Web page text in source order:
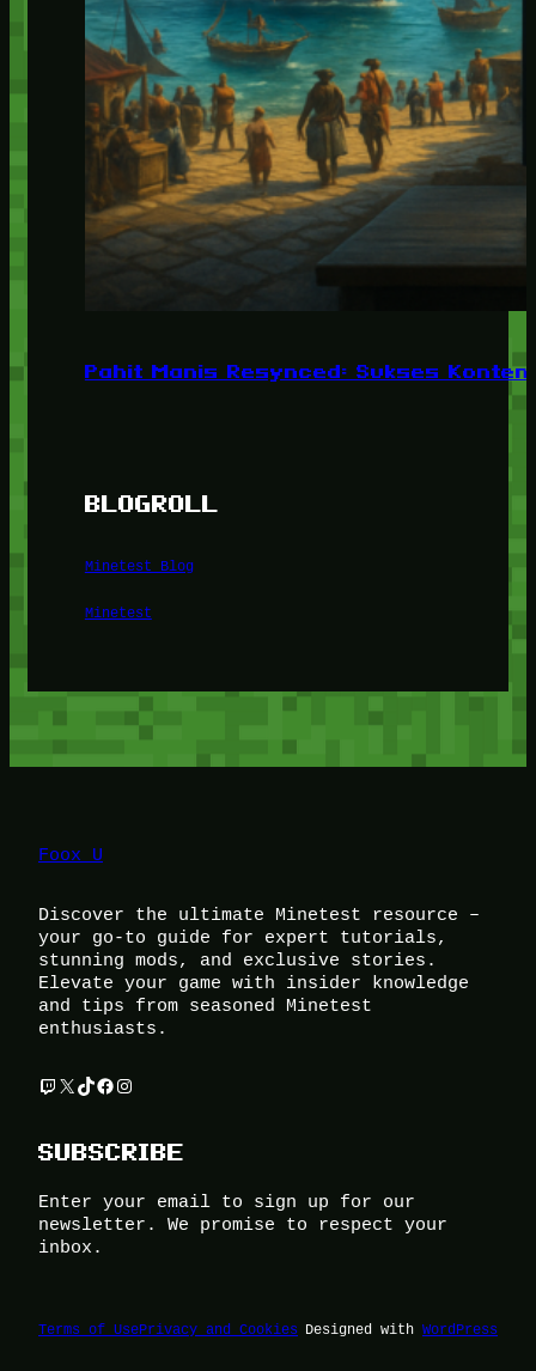
Pahit Manis Resynced: Sukses
BLOGROLL
Minetest Blog
Minetest
Foox U
Discover the ultimate Minetest resource –
your go-to guide for expert tutorials,
stunning mods, and exclusive stories.
Elevate your game with insider knowledge
and tips from seasoned Minetest
enthusiasts.
Twitch X TikTok Facebook Instagram
SUBSCRIBE
Enter your email to sign up for our
newsletter. We promise to respect your
inbox.
Terms of UsePrivacy and Cookies Designed with WordPress